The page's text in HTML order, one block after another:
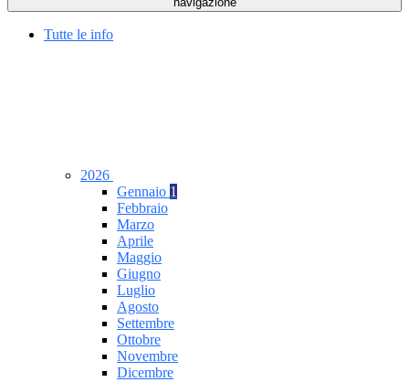
Tutte le info
2026
Gennaio 1
Febbraio
Marzo
Aprile
Maggio
Giugno
Luglio
Agosto
Settembre
Ottobre
Novembre
Dicembre